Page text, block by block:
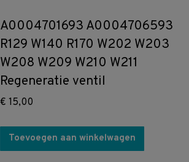
A0004701693 A0004706593
R129 W140 R170 W202 W203
W208 W209 W210 W211
Regeneratie ventil
€ 15,00
Toevoegen aan winkelwagen